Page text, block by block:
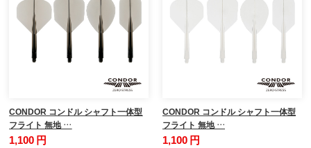
CONDOR コンドル シャフト一体型
フライト 無地 …
1,100 円
CONDOR コンドル シャフト一体型
フライト 無地 …
1,100 円